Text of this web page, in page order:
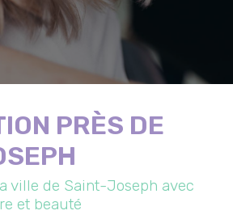
PRÈS DE
ville de Saint-Joseph avec
et beauté